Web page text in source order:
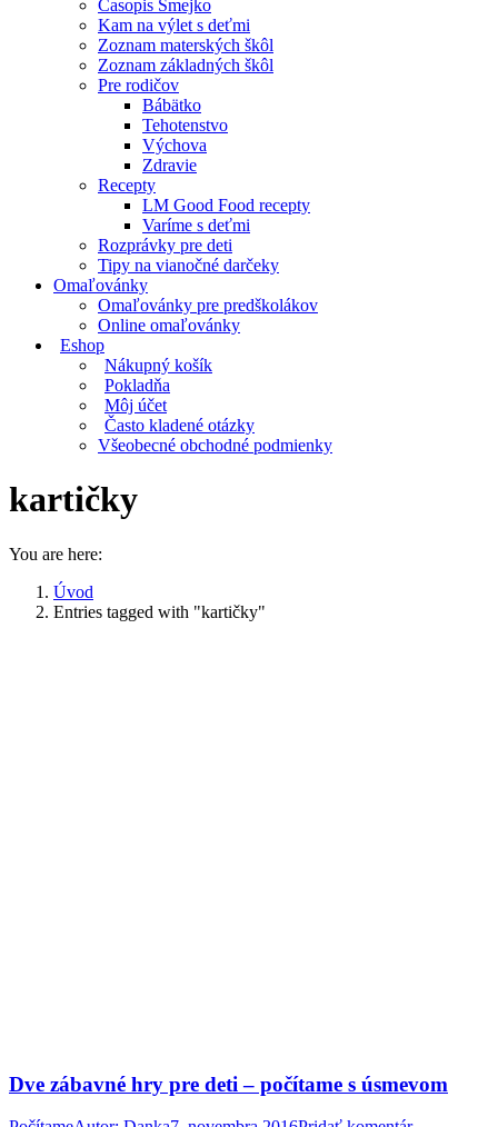
Časopis Smejko
Kam na výlet s deťmi
Zoznam materských škôl
Zoznam základných škôl
Pre rodičov
Bábätko
Tehotenstvo
Výchova
Zdravie
Recepty
LM Good Food recepty
Varíme s deťmi
Rozprávky pre deti
Tipy na vianočné darčeky
Omaľovánky
Omaľovánky pre predškolákov
Online omaľovánky
Eshop
Nákupný košík
Pokladňa
Môj účet
Často kladené otázky
Všeobecné obchodné podmienky
kartičky
You are here:
Úvod
Entries tagged with "kartičky"
Dve zábavné hry pre deti – počítame s úsmevom